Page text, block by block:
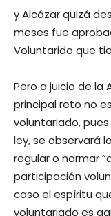
y Alcázar quizá
meses fue
Voluntarido que
Pero a juicio de la
principal reto no
voluntariado,
ley, se observará
regular o normar
participación
caso el espíritu
voluntariado es